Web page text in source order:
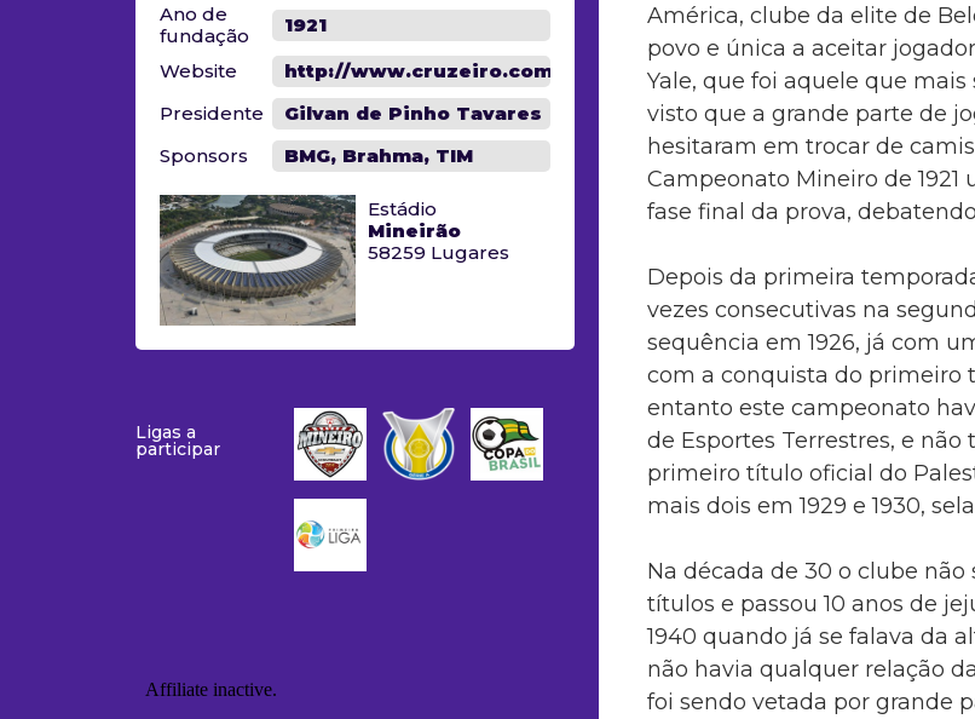
Ano de
fundação
1921
Website
http://www.cruzeiro.com.br
Presidente
Gilvan de Pinho Tavares
Sponsors
BMG, Brahma, TIM
Estádio
Mineirão
58259 Lugares
Ligas a
participar
América, clube da elite de
povo e única a aceitar
Yale, que foi aquele que
visto que a grande parte de
hesitaram em trocar de
Campeonato Mineiro de
fase final da prova,
Depois da primeira
vezes consecutivas na
sequência em 1926, já com
com a conquista do primeiro
entanto este campeonato
de Esportes Terrestres, e
primeiro título oficial do
mais dois em 1929 e 1930,
Na década de 30 o clube
títulos e passou 10 anos de
1940 quando já se falava da
não havia qualquer relação
foi sendo vetada por grande